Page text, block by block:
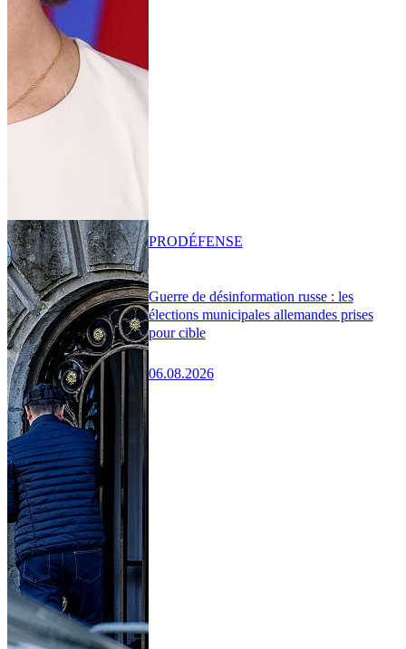
Guerre de désinformation russe : les
élections municipales allemandes prises
pour cible
06.08.2026
PRODÉFENSE